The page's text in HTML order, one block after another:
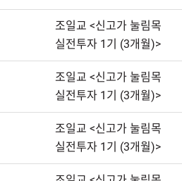
조일교<신고가눌림목
실전투자1기(3개월)>
조일교<신고가눌림목
실전투자1기(3개월)>
조일교<신고가눌림목
실전투자1기(3개월)>